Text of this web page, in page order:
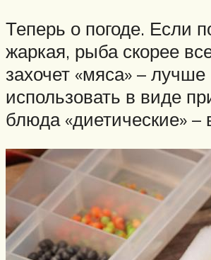
Теперь о погоде. Если
жаркая, рыба скорее
захочет «мяса» – лучше
использовать в виде
блюда «диетические» –